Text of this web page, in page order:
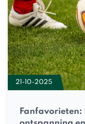
21-10-2025
Fanfavorieten: